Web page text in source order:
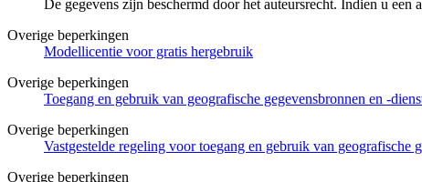
De gegevens zijn beschermd door het auteursrecht. Indien u
Overige beperkingen
Modellicentie voor gratis hergebruik
Overige beperkingen
Toegang en gebruik van geografische gegevensbronnen en -
Overige beperkingen
Vastgestelde regeling voor toegang en gebruik van
Overige beperkingen